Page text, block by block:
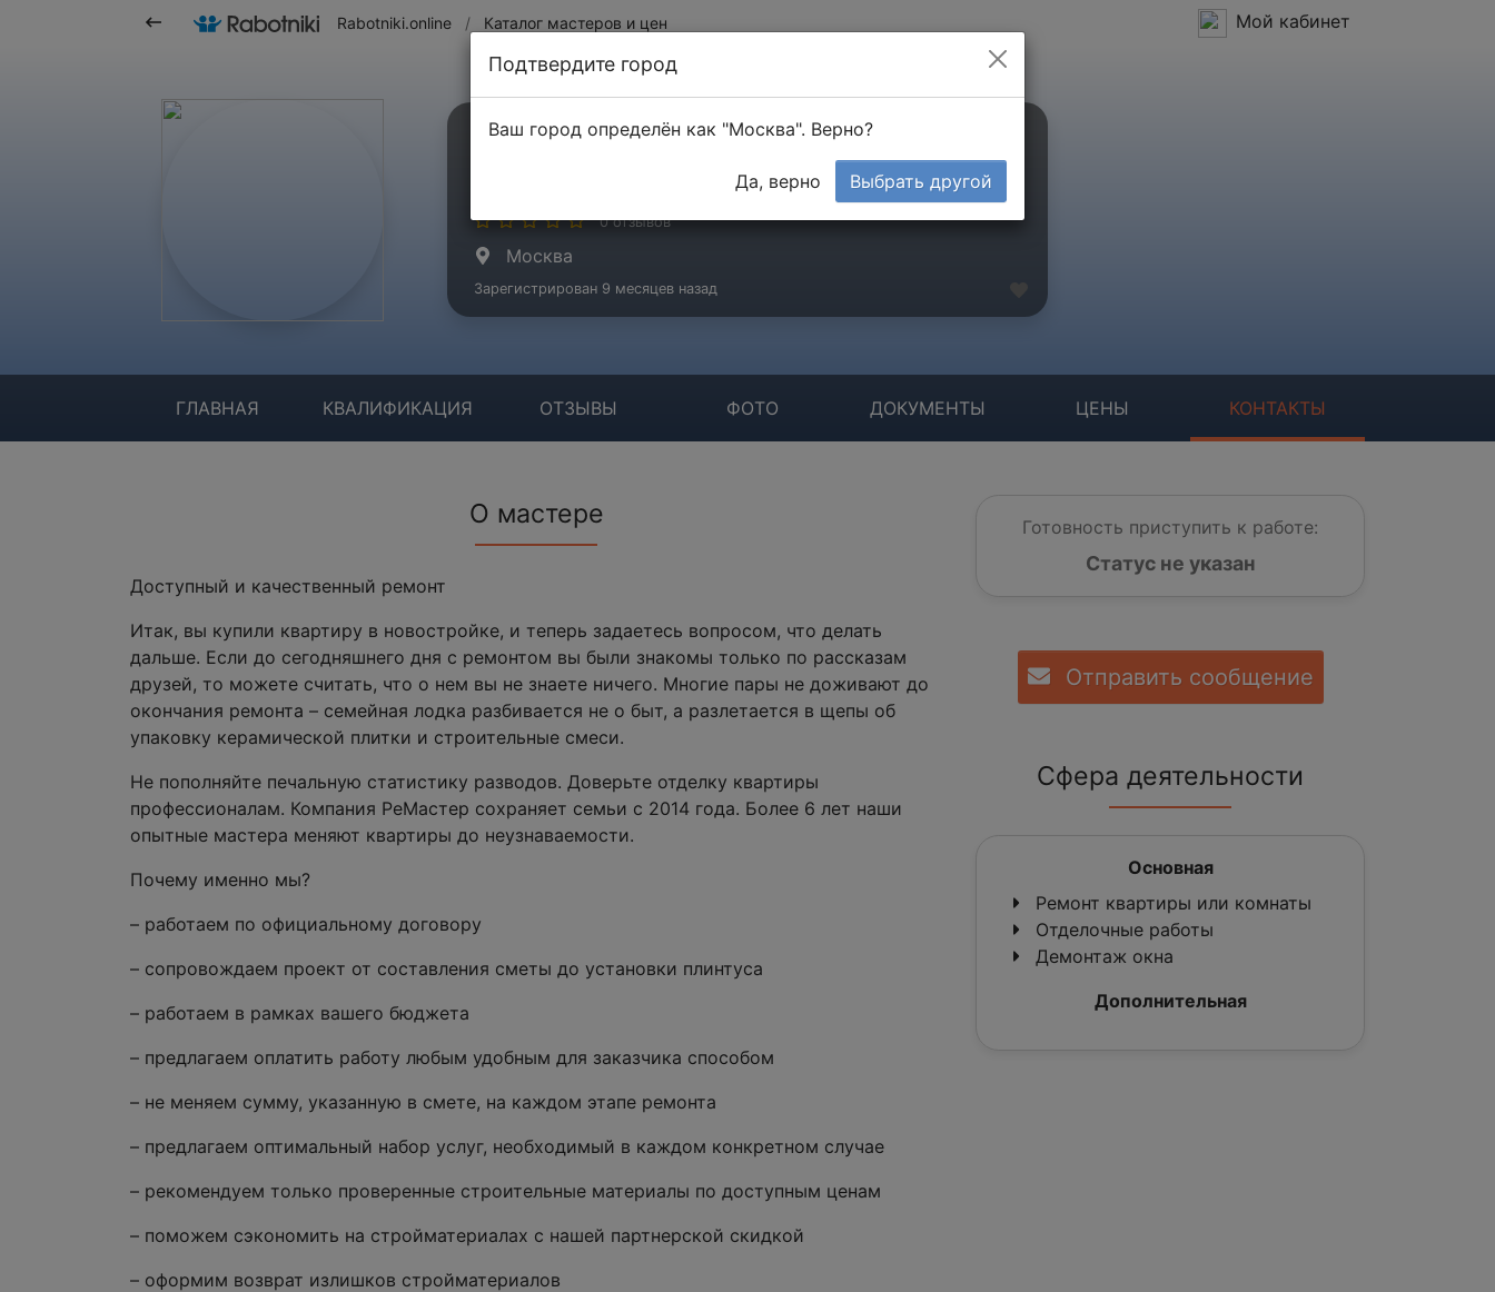
Rabotniki.online / Каталог мастеров и цен Мой кабинет
РеМастер
0 отзывов
Москва
Зарегистрирован 9 месяцев назад
ГЛАВНАЯ КВАЛИФИКАЦИЯ ОТЗЫВЫ ФОТО ДОКУМЕНТЫ ЦЕНЫ КОНТАКТЫ
О мастере
Доступный и качественный ремонт
Итак, вы купили квартиру в новостройке, и теперь задаетесь вопросом, что делать
дальше. Если до сегодняшнего дня с ремонтом вы были знакомы только по рассказам
друзей, то можете считать, что о нем вы не знаете ничего. Многие пары не доживают до
окончания ремонта – семейная лодка разбивается не о быт, а разлетается в щепы об
упаковку керамической плитки и строительные смеси.
Не пополняйте печальную статистику разводов. Доверьте отделку квартиры
профессионалам. Компания РеМастер сохраняет семьи с 2014 года. Более 6 лет наши
опытные мастера меняют квартиры до неузнаваемости.
Почему именно мы?
– работаем по официальному договору
– сопровождаем проект от составления сметы до установки плинтуса
– работаем в рамках вашего бюджета
– предлагаем оплатить работу любым удобным для заказчика способом
– не меняем сумму, указанную в смете, на каждом этапе ремонта
– предлагаем оптимальный набор услуг, необходимый в каждом конкретном случае
– рекомендуем только проверенные строительные материалы по доступным ценам
– поможем сэкономить на стройматериалах с нашей партнерской скидкой
– оформим возврат излишков стройматериалов
Готовность приступить к работе:
Статус не указан
Отправить сообщение
Сфера деятельности
Основная
Ремонт квартиры или комнаты
Отделочные работы
Демонтаж окна
Дополнительная
Подтвердите город
Ваш город определён как "Москва". Верно?
Да, верно Выбрать другой